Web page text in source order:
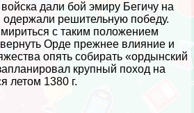
дали бой эмиру Бегичу на
решительную победу.
с таким положением
Орде прежнее влияние и
опять собирать «ордынский
крупный поход на
летом 1380 г.